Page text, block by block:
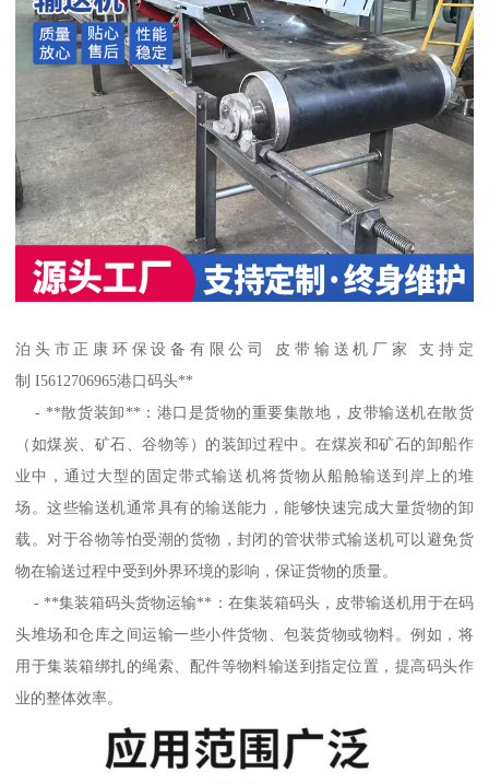
泊头市正康环保设备有限公司 皮带输送机厂家 支持定
制 I5612706965港口码头**
- **散货装卸**：港口是货物的重要集散地，皮带输送机在散货
（如煤炭、矿石、谷物等）的装卸过程中。在煤炭和矿石的卸船作
业中，通过大型的固定带式输送机将货物从船舱输送到岸上的堆
场。这些输送机通常具有的输送能力，能够快速完成大量货物的卸
载。对于谷物等怕受潮的货物，封闭的管状带式输送机可以避免货
物在输送过程中受到外界环境的影响，保证货物的质量。
- **集装箱码头货物运输**：在集装箱码头，皮带输送机用于在码
头堆场和仓库之间运输一些小件货物、包装货物或物料。例如，将
用于集装箱绑扎的绳索、配件等物料输送到指定位置，提高码头作
业的整体效率。